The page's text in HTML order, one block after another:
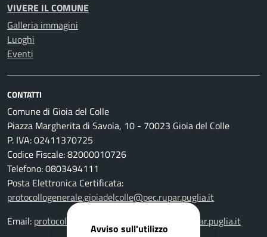
VIVERE IL COMUNE
Galleria immagini
Luoghi
Eventi
CONTATTI
Comune di Gioia del Colle
Piazza Margherita di Savoia, 10 - 70023 Gioia del Colle
P. IVA: 02411370725
Codice Fiscale: 82000010726
Telefono: 0803494111
Posta Elettronica Certificata:
protocollogenerale.gioiadelcolle@pec.rupar.puglia.it
Email: protocollogenerale.gioiadelcolle@pec.rupar.puglia.it
Avviso sull'utilizzo